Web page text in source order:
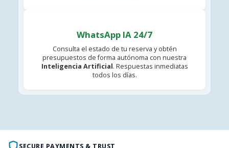
WhatsApp IA 24/7
Consulta el estado de tu reserva y obtén
presupuestos de forma autónoma con nuestra
Inteligencia Artificial. Respuestas inmediatas
todos los días.
SECURE PAYMENTS & TRUST